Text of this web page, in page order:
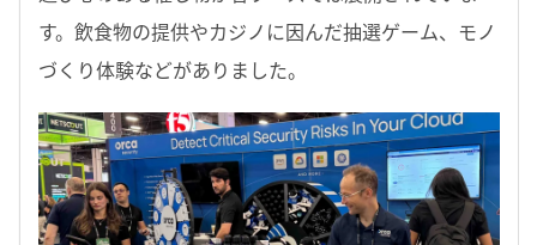
す。飲食物の提供やカジノに因んだ抽選ゲーム、モノ
づくり体験などがありました。